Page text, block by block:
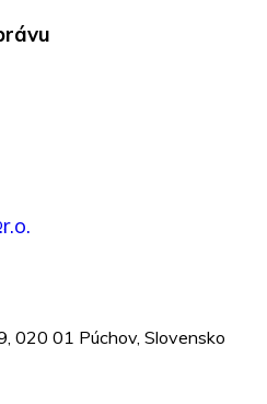
020 01 Púchov, Slovensko